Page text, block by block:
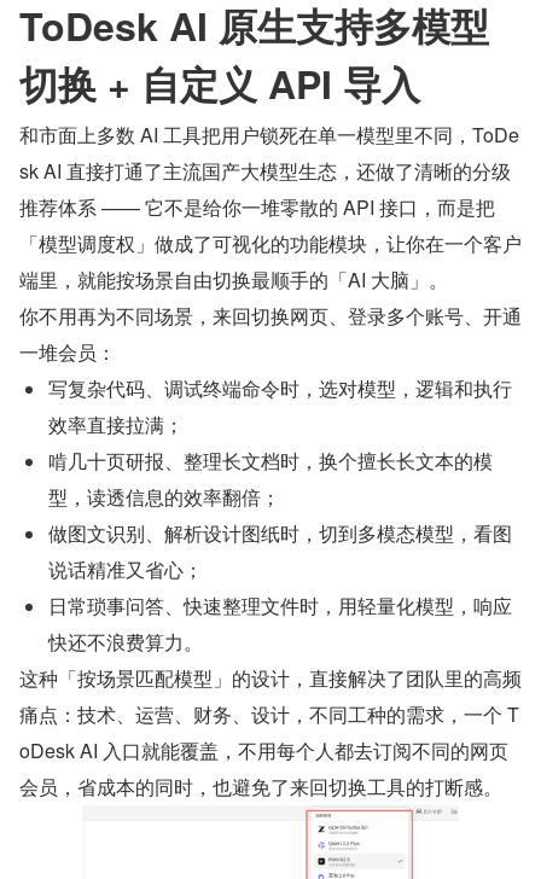
ToDesk AI 原生支持多模型
切换 + 自定义 API 导入
和市面上多数 AI 工具把用户锁死在单一模型里不同，ToDe
sk AI 直接打通了主流国产大模型生态，还做了清晰的分级
推荐体系 —— 它不是给你一堆零散的 API 接口，而是把
「模型调度权」做成了可视化的功能模块，让你在一个客户
端里，就能按场景自由切换最顺手的「AI 大脑」。
你不用再为不同场景，来回切换网页、登录多个账号、开通
一堆会员：
写复杂代码、调试终端命令时，选对模型，逻辑和执行
效率直接拉满；
啃几十页研报、整理长文档时，换个擅长长文本的模
型，读透信息的效率翻倍；
做图文识别、解析设计图纸时，切到多模态模型，看图
说话精准又省心；
日常琐事问答、快速整理文件时，用轻量化模型，响应
快还不浪费算力。
这种「按场景匹配模型」的设计，直接解决了团队里的高频
痛点：技术、运营、财务、设计，不同工种的需求，一个 T
oDesk AI 入口就能覆盖，不用每个人都去订阅不同的网页
会员，省成本的同时，也避免了来回切换工具的打断感。